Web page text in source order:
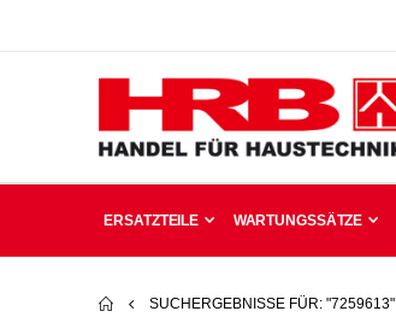
ERSATZTEILE WARTUNGSSÄTZE
SUCHERGEBNISSE FÜR: "7259613"